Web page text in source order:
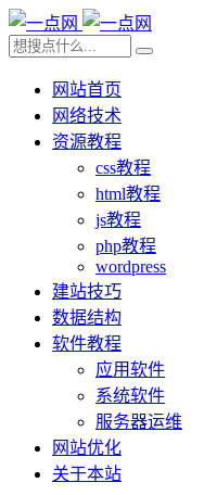
网站首页
网络技术
资源教程
css教程
html教程
js教程
php教程
wordpress
建站技巧
数据结构
软件教程
应用软件
系统软件
服务器运维
网站优化
关于本站